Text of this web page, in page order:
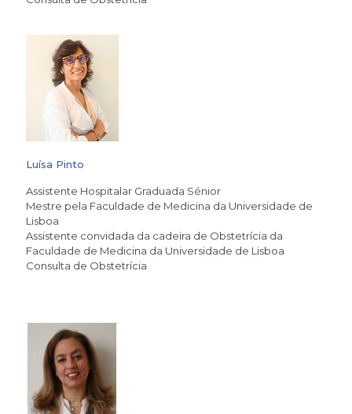
Luísa Pinto
Assistente Hospitalar Graduada Sénior
Mestre pela Faculdade de Medicina da Universidade de
Lisboa
Assistente convidada da cadeira de Obstetrícia da
Faculdade de Medicina da Universidade de Lisboa
Consulta de Obstetrícia